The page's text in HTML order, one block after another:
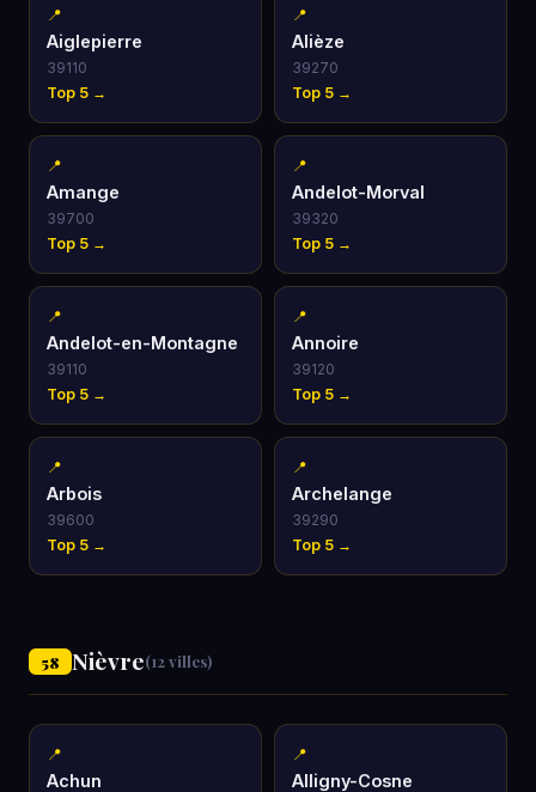
📍
Aiglepierre
39110
Top 5 →
📍
Alièze
39270
Top 5 →
📍
Amange
39700
Top 5 →
📍
Andelot-Morval
39320
Top 5 →
📍
Andelot-en-Montagne
39110
Top 5 →
📍
Annoire
39120
Top 5 →
📍
Arbois
39600
Top 5 →
📍
Archelange
39290
Top 5 →
58 Nièvre(12 villes)
📍
Achun
📍
Alligny-Cosne